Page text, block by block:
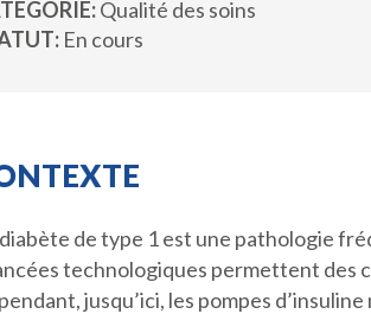
Qualité des soins
En cours
de type 1 est une pathologie
technologiques permettent des
jusqu’ici, les pompes